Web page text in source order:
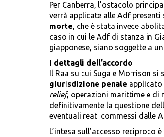
Per Canberra, l’ostacolo
verrà applicate alle Adf presenti
morte, che è stata invece
caso in cui le Adf di stanza in
giapponese, siano soggette a
I dettagli dell’accordo
Il Raa su cui Suga e Morrison
giurisdizione penale applicato
relief, operazioni marittime e di
definitivamente la questione
eventuali reati commessi dalle
L’intesa sull’accesso reciproco